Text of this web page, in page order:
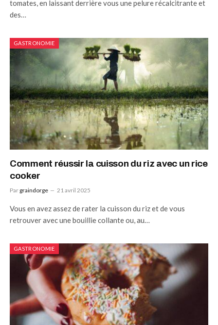
tomates, en laissant derrière vous une pelure récalcitrante et
des…
GASTRONOMIE
Comment réussir la cuisson du riz avec un rice
cooker
Par graindorge 21 avril 2025
Vous en avez assez de rater la cuisson du riz et de vous
retrouver avec une bouillie collante ou, au…
GASTRONOMIE